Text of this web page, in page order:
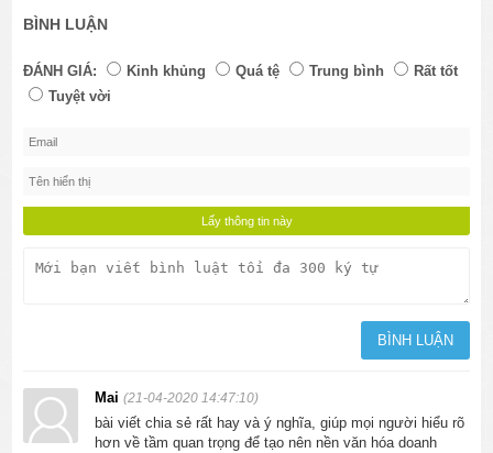
BÌNH LUẬN
ĐÁNH GIÁ: Kinh khủng Quá tệ Trung bình
Rất tốt
Tuyệt vời
Mai(21-04-2020 14:47:10)
bài viết chia sẻ rất hay và ý nghĩa, giúp mọi người hiểu rõ
hơn về tầm quan trọng để tạo nên nền văn hóa doanh